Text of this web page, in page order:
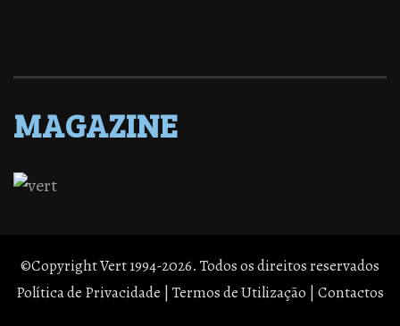
MAGAZINE
©Copyright Vert 1994-2026. Todos os direitos reservados
Política de Privacidade | Termos de Utilização | Contactos